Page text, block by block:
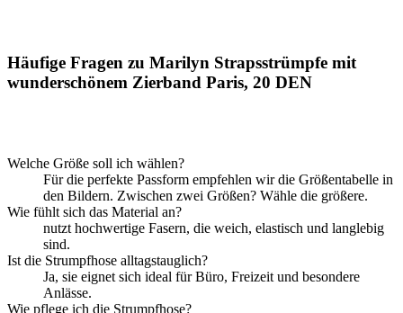
Häufige Fragen zu Marilyn Strapsstrümpfe mit
wunderschönem Zierband Paris, 20 DEN
Welche Größe soll ich wählen?
Für die perfekte Passform empfehlen wir die Größentabelle in
den Bildern. Zwischen zwei Größen? Wähle die größere.
Wie fühlt sich das Material an?
nutzt hochwertige Fasern, die weich, elastisch und langlebig
sind.
Ist die Strumpfhose alltagstauglich?
Ja, sie eignet sich ideal für Büro, Freizeit und besondere
Anlässe.
Wie pflege ich die Strumpfhose?